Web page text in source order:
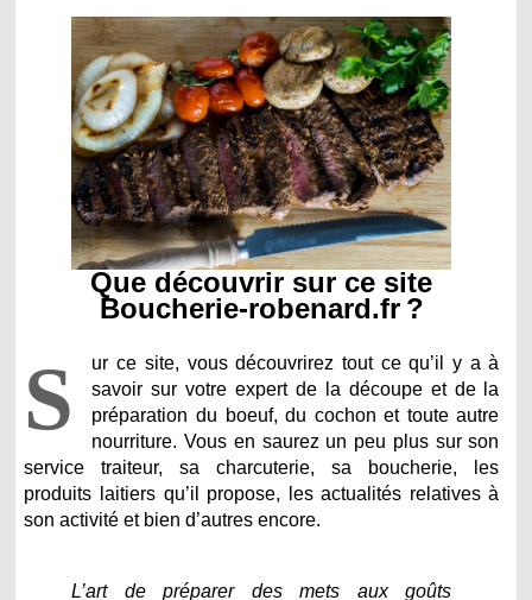
Que découvrir sur ce site
Boucherie-robenard.fr ?
S
ur ce site, vous découvrirez tout ce qu’il y a à
savoir sur votre expert de la découpe et de la
préparation du boeuf, du cochon et toute autre
nourriture. Vous en saurez un peu plus sur son
service traiteur, sa charcuterie, sa boucherie, les
produits laitiers qu’il propose, les actualités relatives à
son activité et bien d’autres encore.
L’art de préparer des mets aux goûts